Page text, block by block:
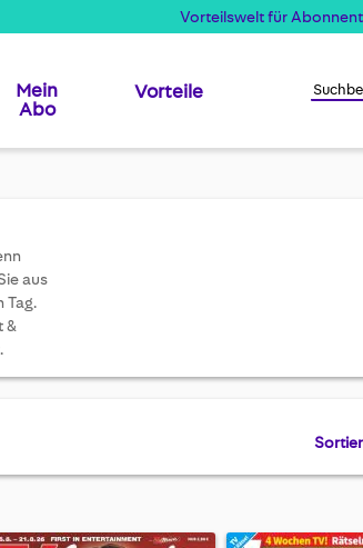
Vorteilswelt für
Mein
Abo
Vorteile
aus
Tag.
&